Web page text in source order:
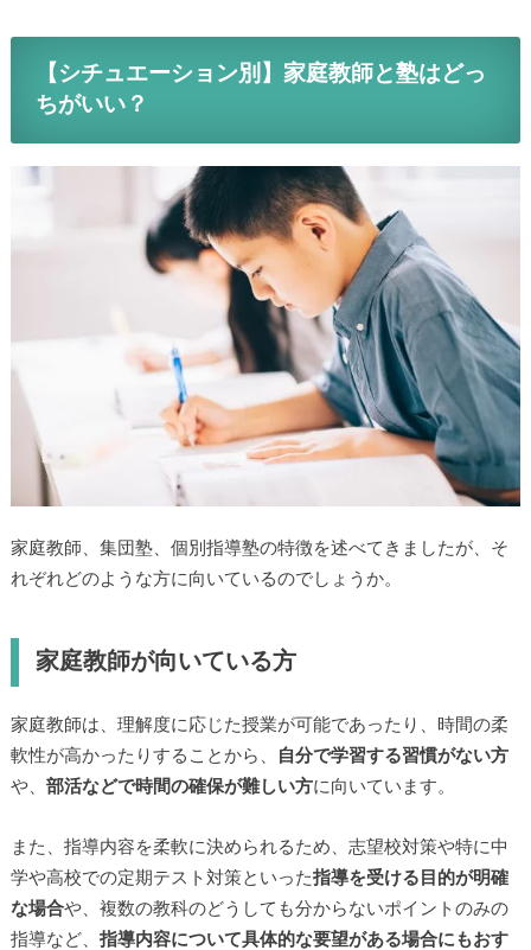
【シチュエーション別】家庭教師と塾はどっ
ちがいい？
家庭教師、集団塾、個別指導塾の特徴を述べてきましたが、そ
れぞれどのような方に向いているのでしょうか。
家庭教師が向いている方
家庭教師は、理解度に応じた授業が可能であったり、時間の柔
軟性が高かったりすることから、
自分で学習する習慣がない方
や、 部活などで時間の確保が難しい方に向いています。
また、指導内容を柔軟に決められるため、志望校対策や特に中
学や高校での定期テスト対策といった指導を受ける目的が明確
な場合や、複数の教科のどうしても分からないポイントのみの
指導など、 指導内容について具体的な要望がある場合にもおす